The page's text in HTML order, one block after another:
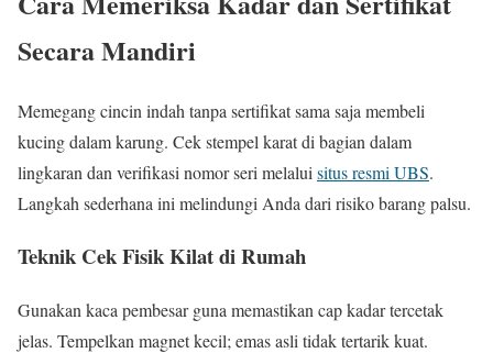
Secara Mandiri
Memegang cincin indah tanpa sertifikat sama saja membeli
kucing dalam karung. Cek stempel karat di bagian dalam
lingkaran dan verifikasi nomor seri melalui situs resmi UBS.
Langkah sederhana ini melindungi Anda dari risiko barang palsu.
Teknik Cek Fisik Kilat di Rumah
Gunakan kaca pembesar guna memastikan cap kadar tercetak
jelas. Tempelkan magnet kecil; emas asli tidak tertarik kuat.